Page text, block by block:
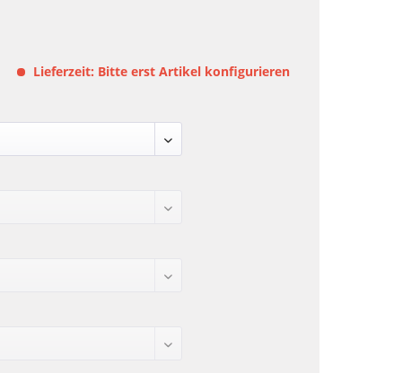
Lieferzeit: Bitte erst Artikel konfigurieren